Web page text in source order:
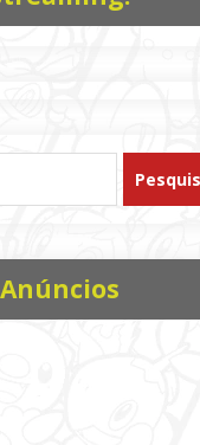
Anúncios